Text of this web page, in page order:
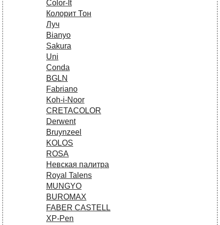
Сolor-It
Колорит Тон
Луч
Bianyo
Sakura
Uni
Conda
BGLN
Fabriano
Koh-i-Noor
CRETACOLOR
Derwent
Bruynzeel
KOLOS
ROSA
Невская палитра
Royal Talens
MUNGYO
BUROMAX
FABER CASTELL
XP-Pen